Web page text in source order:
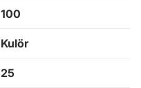
100
Kulör
25